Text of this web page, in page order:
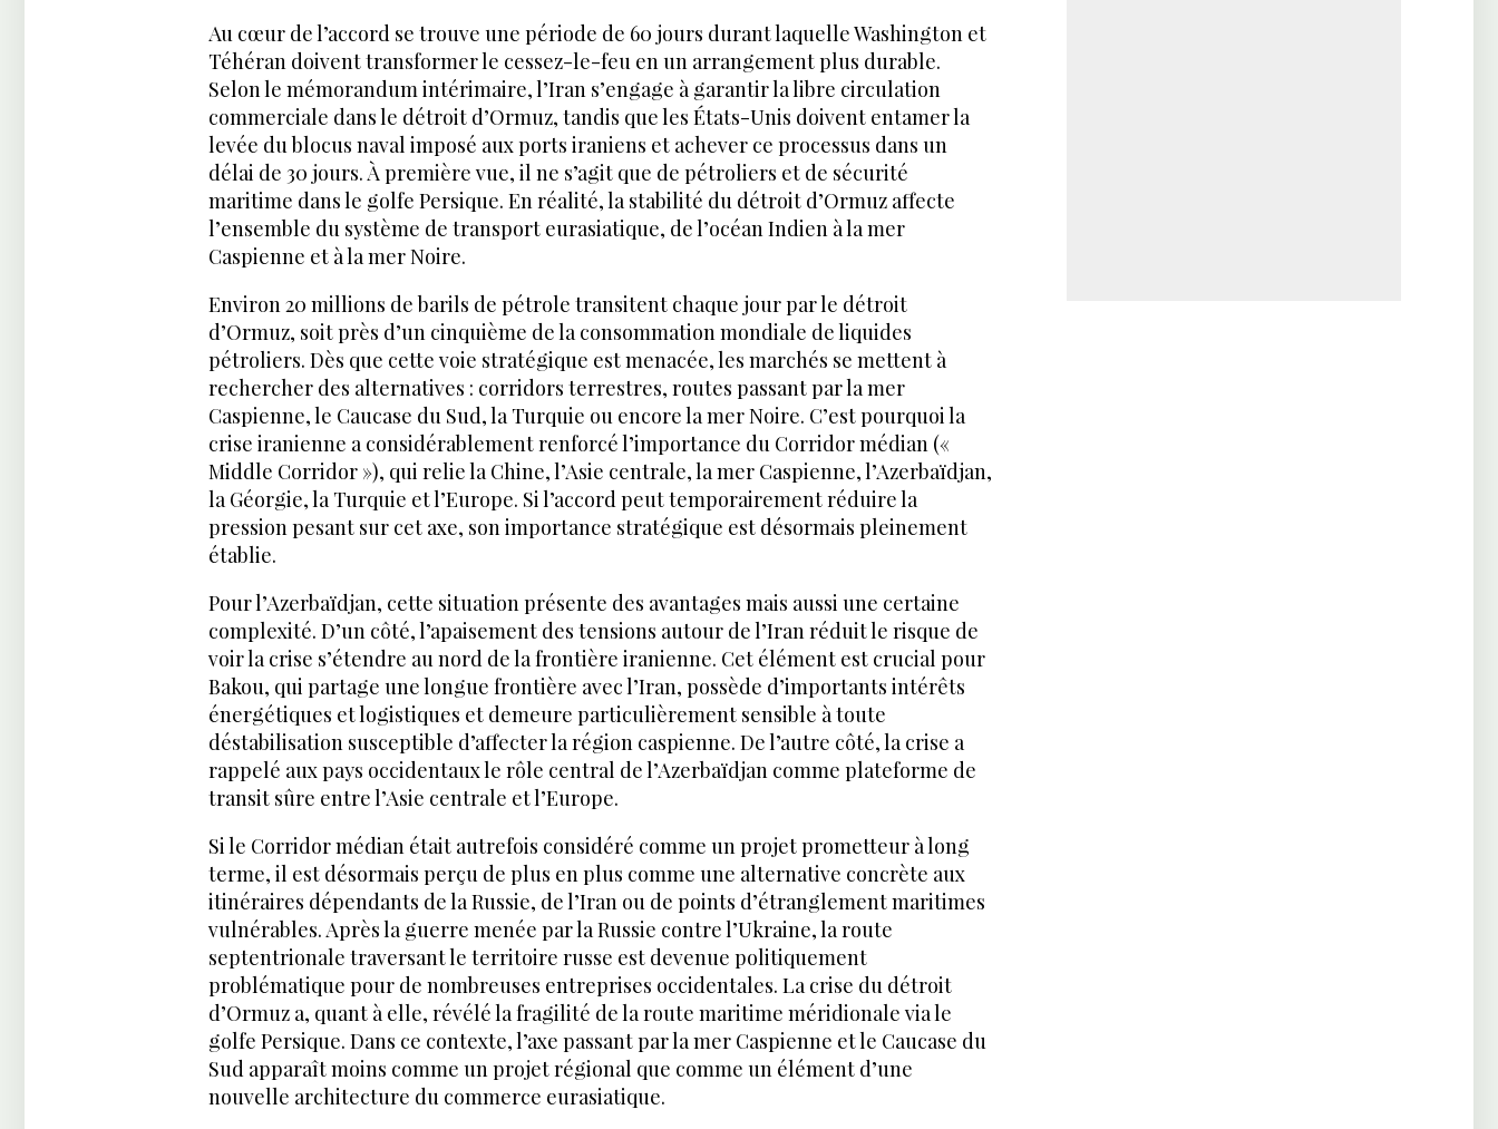
Au cœur de l’accord se trouve une période de 60 jours durant laquelle Washington et
Téhéran doivent transformer le cessez-le-feu en un arrangement plus durable.
Selon le mémorandum intérimaire, l’Iran s’engage à garantir la libre circulation
commerciale dans le détroit d’Ormuz, tandis que les États-Unis doivent entamer la
levée du blocus naval imposé aux ports iraniens et achever ce processus dans un
délai de 30 jours. À première vue, il ne s’agit que de pétroliers et de sécurité
maritime dans le golfe Persique. En réalité, la stabilité du détroit d’Ormuz affecte
l’ensemble du système de transport eurasiatique, de l’océan Indien à la mer
Caspienne et à la mer Noire.
Environ 20 millions de barils de pétrole transitent chaque jour par le détroit
d’Ormuz, soit près d’un cinquième de la consommation mondiale de liquides
pétroliers. Dès que cette voie stratégique est menacée, les marchés se mettent à
rechercher des alternatives : corridors terrestres, routes passant par la mer
Caspienne, le Caucase du Sud, la Turquie ou encore la mer Noire. C’est pourquoi la
crise iranienne a considérablement renforcé l’importance du Corridor médian («
Middle Corridor »), qui relie la Chine, l’Asie centrale, la mer Caspienne, l’Azerbaïdjan,
la Géorgie, la Turquie et l’Europe. Si l’accord peut temporairement réduire la
pression pesant sur cet axe, son importance stratégique est désormais pleinement
établie.
Pour l’Azerbaïdjan, cette situation présente des avantages mais aussi une certaine
complexité. D’un côté, l’apaisement des tensions autour de l’Iran réduit le risque de
voir la crise s’étendre au nord de la frontière iranienne. Cet élément est crucial pour
Bakou, qui partage une longue frontière avec l’Iran, possède d’importants intérêts
énergétiques et logistiques et demeure particulièrement sensible à toute
déstabilisation susceptible d’affecter la région caspienne. De l’autre côté, la crise a
rappelé aux pays occidentaux le rôle central de l’Azerbaïdjan comme plateforme de
transit sûre entre l’Asie centrale et l’Europe.
Si le Corridor médian était autrefois considéré comme un projet prometteur à long
terme, il est désormais perçu de plus en plus comme une alternative concrète aux
itinéraires dépendants de la Russie, de l’Iran ou de points d’étranglement maritimes
vulnérables. Après la guerre menée par la Russie contre l’Ukraine, la route
septentrionale traversant le territoire russe est devenue politiquement
problématique pour de nombreuses entreprises occidentales. La crise du détroit
d’Ormuz a, quant à elle, révélé la fragilité de la route maritime méridionale via le
golfe Persique. Dans ce contexte, l’axe passant par la mer Caspienne et le Caucase du
Sud apparaît moins comme un projet régional que comme un élément d’une
nouvelle architecture du commerce eurasiatique.